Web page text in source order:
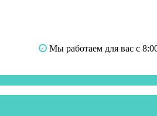
Мы работаем для вас с